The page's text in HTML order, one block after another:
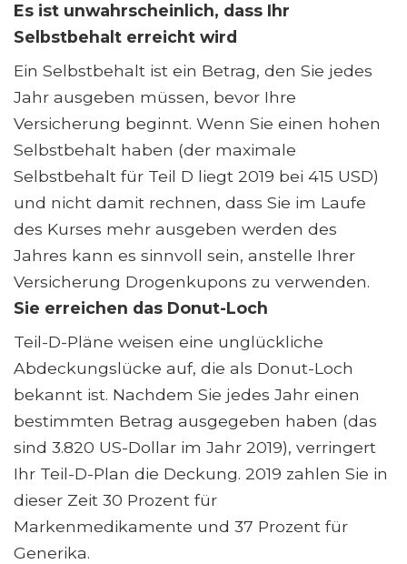
Es ist unwahrscheinlich, dass Ihr
Selbstbehalt erreicht wird
Ein Selbstbehalt ist ein Betrag, den Sie jedes
Jahr ausgeben müssen, bevor Ihre
Versicherung beginnt. Wenn Sie einen hohen
Selbstbehalt haben (der maximale
Selbstbehalt für Teil D liegt 2019 bei 415 USD)
und nicht damit rechnen, dass Sie im Laufe
des Kurses mehr ausgeben werden des
Jahres kann es sinnvoll sein, anstelle Ihrer
Versicherung Drogenkupons zu verwenden.
Sie erreichen das Donut-Loch
Teil-D-Pläne weisen eine unglückliche
Abdeckungslücke auf, die als Donut-Loch
bekannt ist. Nachdem Sie jedes Jahr einen
bestimmten Betrag ausgegeben haben (das
sind 3.820 US-Dollar im Jahr 2019), verringert
Ihr Teil-D-Plan die Deckung. 2019 zahlen Sie in
dieser Zeit 30 Prozent für
Markenmedikamente und 37 Prozent für
Generika.